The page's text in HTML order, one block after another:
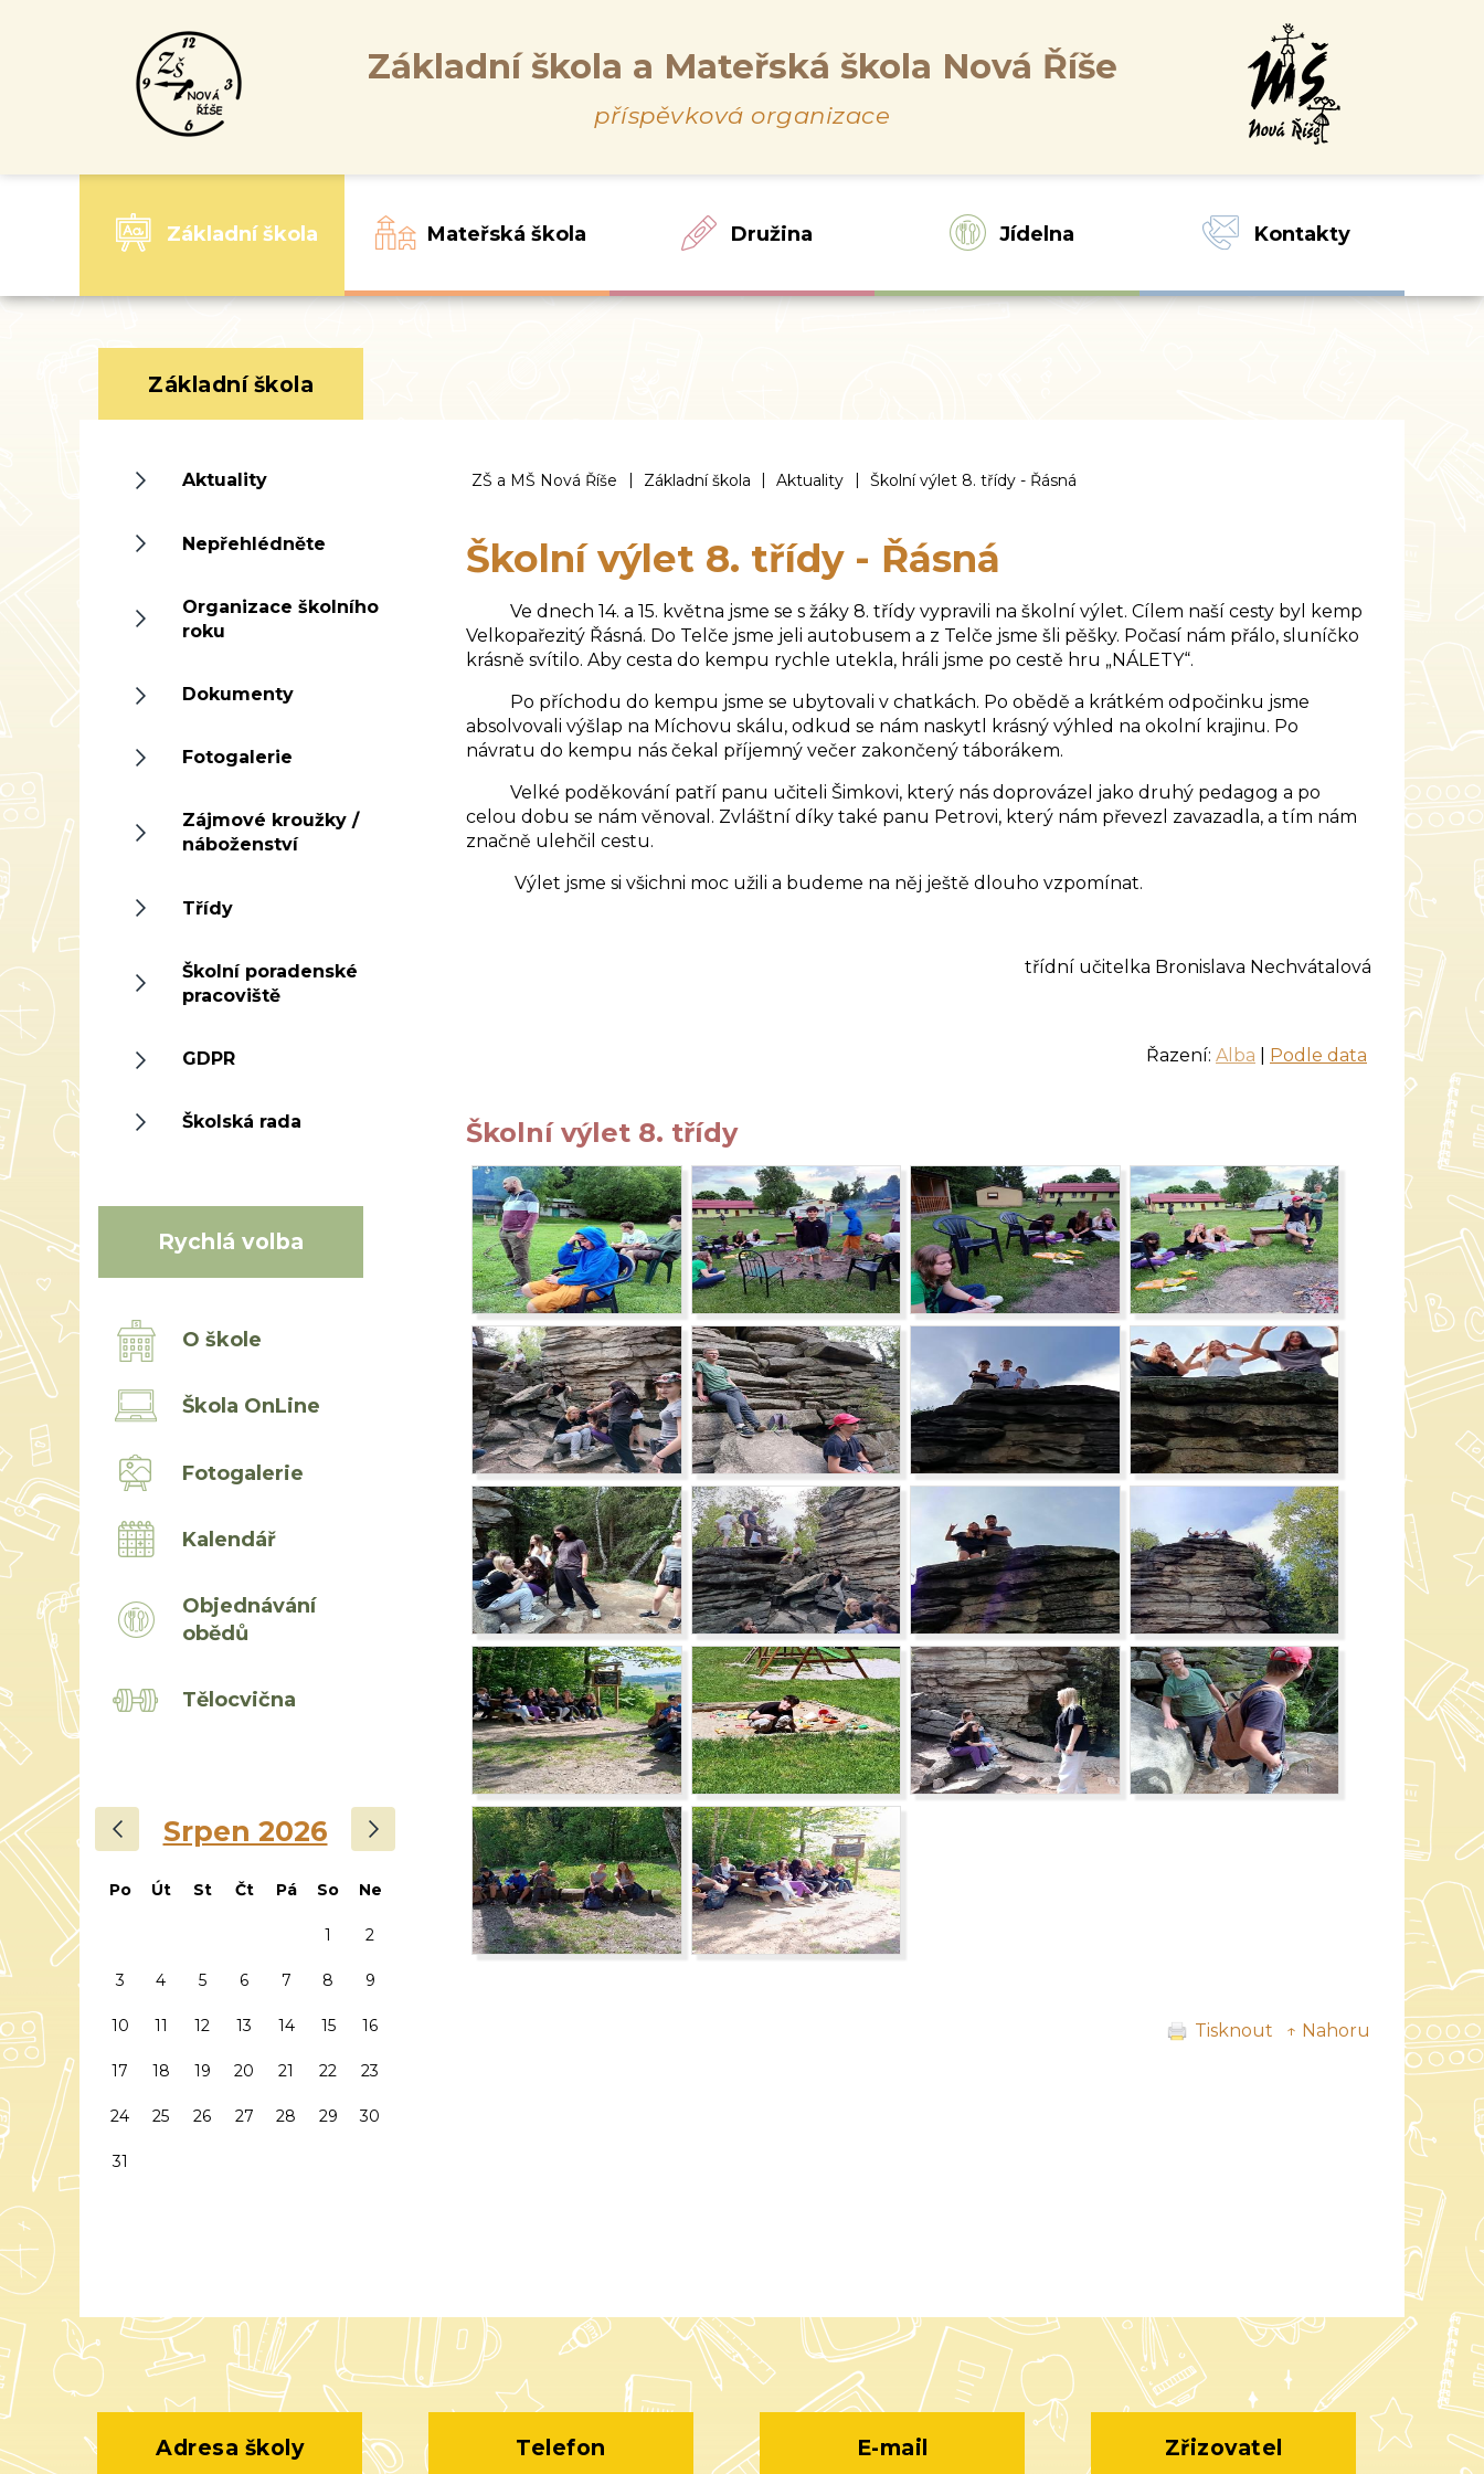
Základní škola a Mateřská škola Nová Říše
příspěvková organizace
Základní škola Mateřská škola Družina Jídelna Kontakty
ZŠ a MŠ Nová Říše | Základní škola | Aktuality | Školní výlet 8. třídy - Řásná
Školní výlet 8. třídy - Řásná
Ve dnech 14. a 15. května jsme se s žáky 8. třídy vypravili na školní výlet. Cílem naší cesty byl kemp
Velkopařezitý Řásná. Do Telče jsme jeli autobusem a z Telče jsme šli pěšky. Počasí nám přálo, sluníčko
krásně svítilo. Aby cesta do kempu rychle utekla, hráli jsme po cestě hru „NÁLETY“.
Po příchodu do kempu jsme se ubytovali v chatkách. Po obědě a krátkém odpočinku jsme
absolvovali výšlap na Míchovu skálu, odkud se nám naskytl krásný výhled na okolní krajinu. Po
návratu do kempu nás čekal příjemný večer zakončený táborákem.
Velké poděkování patří panu učiteli Šimkovi, který nás doprovázel jako druhý pedagog a po
celou dobu se nám věnoval. Zvláštní díky také panu Petrovi, který nám převezl zavazadla, a tím nám
značně ulehčil cestu.
Výlet jsme si všichni moc užili a budeme na něj ještě dlouho vzpomínat.
třídní učitelka Bronislava Nechvátalová
Řazení: Alba Podle data
Školní výlet 8. třídy
Tisknout ↑ Nahoru
Základní škola
Aktuality
Nepřehlédněte
Organizace školního
roku
Dokumenty
Fotogalerie
Zájmové kroužky /
náboženství
Třídy
Školní poradenské
pracoviště
GDPR
Školská rada
Rychlá volba
O škole
Škola OnLine
Fotogalerie
Kalendář
Objednávání
obědů
Tělocvična
Srpen 2026 ›
Po Út St Čt Pá So Ne
1 2
3 4 5 6 7 8 9
10 11 12 13 14 15 16
17 18 19 20 21 22 23
24 25 26 27 28 29 30
31
Adresa školy Telefon E-mail Zřizovatel